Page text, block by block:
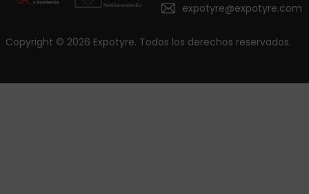
expotyre@expotyre.com
Copyright © 2026 Expotyre. Todos los derechos reservados.